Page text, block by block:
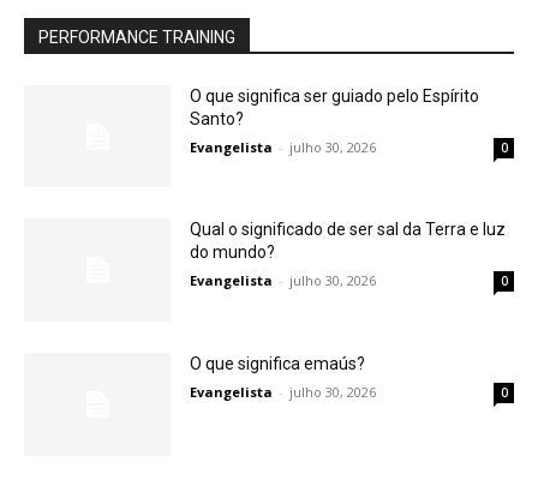
PERFORMANCE TRAINING
O que significa ser guiado pelo Espírito
Santo?
Evangelista - julho 30, 2026 0
Qual o significado de ser sal da Terra e luz
do mundo?
Evangelista - julho 30, 2026 0
O que significa emaús?
Evangelista - julho 30, 2026 0